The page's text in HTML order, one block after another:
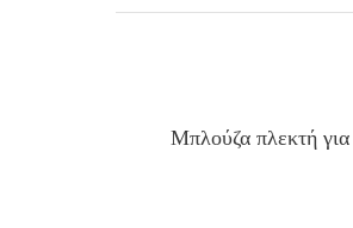
Μπλούζα πλεκτή